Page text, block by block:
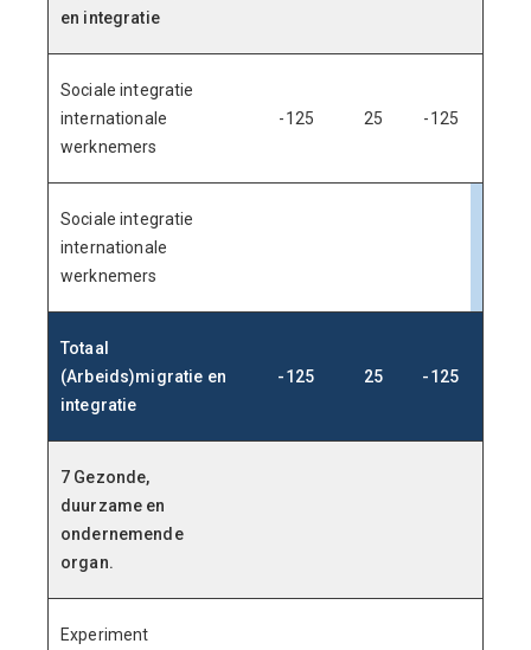
en integratie
Sociale integratie
internationale
werknemers
-125 25 -125
Sociale integratie
internationale
werknemers
Totaal
(Arbeids)migratie en
integratie
-125 25 -125
7 Gezonde,
duurzame en
ondernemende
organ.
Experiment